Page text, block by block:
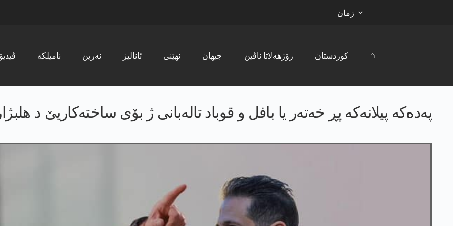
زمان
ڤیدیۆ نامیلکە نەرین ئانالیز نھێنی جیھان رۆژھەلاتا ناڤین کوردستان ⌂
په‌ده‌كه‌ پیلانه‌كه‌ پڕ خه‌ته‌ر یا بافل و قوباد تاله‌بانی ژ بۆی ساخته‌كاریێ د